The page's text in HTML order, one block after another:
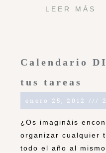
LEER MÁS
Calendario
tus tareas
enero 25, 2012
¿Os imagináis
organizar cualquier
todo el año al